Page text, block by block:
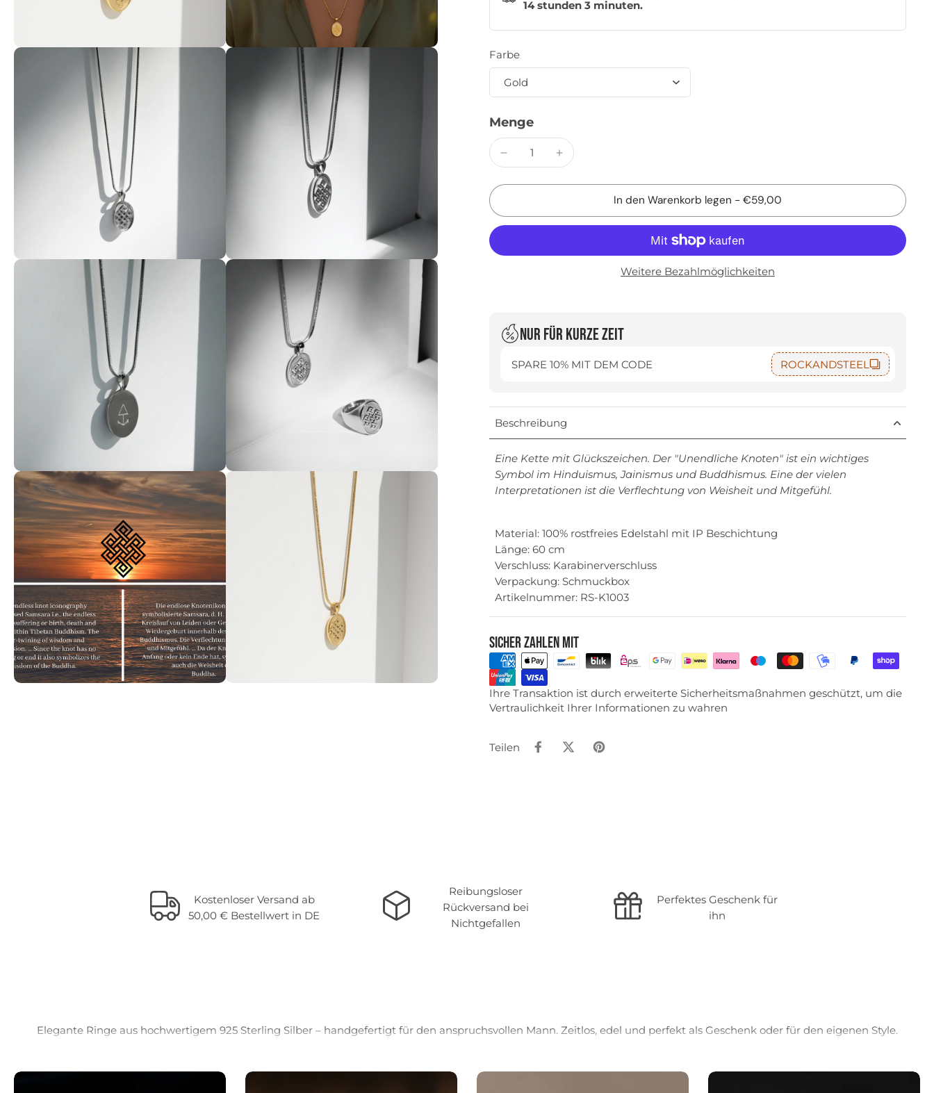
14 stunden 3 minuten.
Farbe
Menge
In den Warenkorb legen - €59,00
Weitere Bezahlmöglichkeiten
Nur für kurze Zeit
SPARE 10% MIT DEM CODE ROCKANDSTEEL
Beschreibung
Eine Kette mit Glückszeichen. Der "Unendliche Knoten" ist ein wichtiges
Symbol im Hinduismus, Jainismus und Buddhismus. Eine der vielen
Interpretationen ist die Verflechtung von Weisheit und Mitgefühl.
Material: 100% rostfreies Edelstahl mit IP Beschichtung
Länge: 60 cm
Verschluss: Karabinerverschluss
Verpackung: Schmuckbox
Artikelnummer: RS-K1003
Sicher zahlen mit
Ihre Transaktion ist durch erweiterte Sicherheitsmaßnahmen geschützt, um die
Vertraulichkeit Ihrer Informationen zu wahren
Teilen
Kostenloser Versand ab
50,00 € Bestellwert in DE
Reibungsloser
Rückversand bei
Nichtgefallen
Perfektes Geschenk für
ihn
Beliebte Artikel
Elegante Ringe aus hochwertigem 925 Sterling Silber – handgefertigt für den anspruchsvollen Mann. Zeitlos, edel und perfekt als Geschenk oder für den eigenen Style.